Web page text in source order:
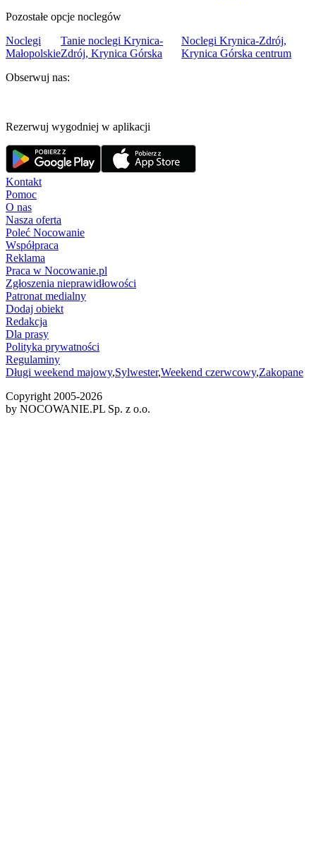
Pozostałe opcje noclegów
Noclegi
Małopolskie
Tanie noclegi Krynica-
Zdrój, Krynica Górska
Noclegi Krynica-Zdrój,
Krynica Górska centrum
Obserwuj nas:
Rezerwuj wygodniej w aplikacji
Kontakt
Pomoc
O nas
Nasza oferta
Poleć Nocowanie
Współpraca
Reklama
Praca w Nocowanie.pl
Zgłoszenia nieprawidłowości
Patronat medialny
Dodaj obiekt
Redakcja
Dla prasy
Polityka prywatności
Regulaminy
Długi weekend majowy,Sylwester,Weekend czerwcowy,Zakopane
Copyright 2005-2026
by NOCOWANIE.PL Sp. z o.o.